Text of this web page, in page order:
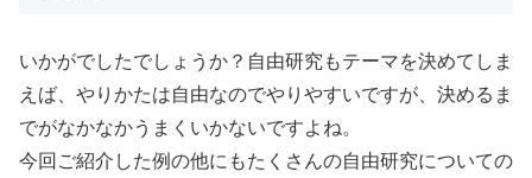
いかがでしたでしょうか？自由研究もテーマを決めてしま
えば、やりかたは自由なのでやりやすいですが、決めるま
でがなかなかうまくいかないですよね。
今回ご紹介した例の他にもたくさんの自由研究についての